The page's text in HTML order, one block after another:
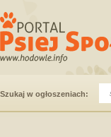
Szukaj w ogłoszeniach: